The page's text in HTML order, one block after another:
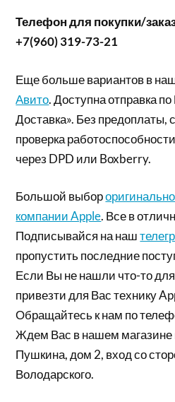
Телефон для покупки/
+7(960) 319-73-21
Еще больше вариантов в
Авито. Доступна отправка
Доставка». Без предоплаты,
проверка
через DPD или Boxberry.
Большой выбор
компании Apple. Все в
Подписывайся на наш
пропустить последние
Если Вы не нашли что-то
привезти для Вас технику
Обращайтесь к нам по
Ждем Вас в нашем магазине
Пушкина, дом 2, вход со
Володарского.